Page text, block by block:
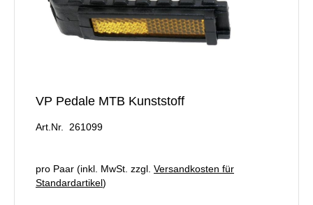
VP Pedale MTB Kunststoff
Art.Nr. 261099
pro Paar (inkl. MwSt. zzgl. Versandkosten für
Standardartikel)